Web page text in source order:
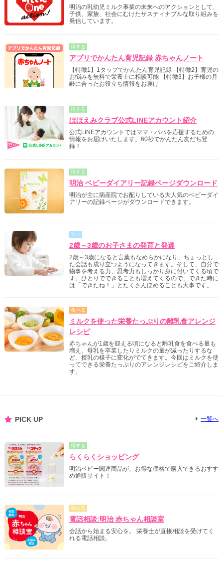
明治の乳幼児ミルク事業の未来へのアクションとして、
子供、家族、社会にむけたサスティナブルな取り組みを
発信しています。
得する
アプリでかんたん育児記録 赤ちゃんノート
【特徴1】1タップでかんたん育児記録 【特徴2】育児の
お悩みを無料で栄養士に相談可能 【特徴3】お子様の月
齢に合ったお役立ち情報をお届け
得する
ほほえみクラブ公式LINEアカウント紹介
公式LINEアカウントではママ・パパを応援するための
情報をお届けいたします。60秒でかんたん友だち登
録！
得する
明治 ベビーダイアリー記録ページダウンロード
明治が主に病産院でお配りしている大人気のベビーダイ
アリーの記録ページがダウンロードできます。
学ぶ
2歳～3歳のお子さまの発育と発達
2歳～3歳になると言葉もなめらかになり、ちょっとし
た会話も成り立つようになってきます。そして、自分で
物事を考える力、思考力もしっかり身に付いてくる頃で
す。ひとりでできることも増えてくるので、できた時に
は「できたね！」とたくさんほめることも大事です。
食べる
ミルクを使った栄養たっぷりの離乳食アレンジ
レシピ
赤ちゃんが1歳を迎える頃になると離乳食を食べる量も
増え、母乳を卒業したりミルクの量が減ったりするな
ど、授乳の様子に変化がでてきます。今回はミルクを使
ってできる栄養たっぷりのアレンジレシピをご紹介しま
す。
PICK UP 一覧へ
得する
らくらくショッピング
明治ベビー関連商品が、お得な価格で購入できるおすす
め通販サイト！
尋ねる
電話相談:明治 赤ちゃん相談室
会話から始まる安心を。 栄養士が直接相談を受けてく
れる電話相談。